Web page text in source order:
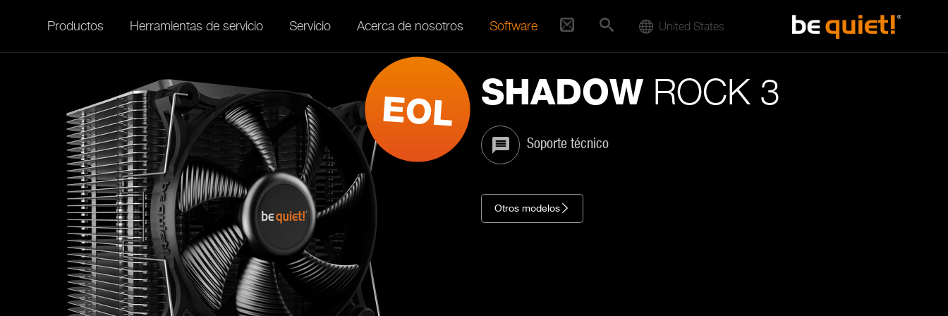
Productos Herramientas de servicio Servicio Acerca de nosotros Software United States
SHADOW ROCK 3
Soporte técnico
Otros modelos